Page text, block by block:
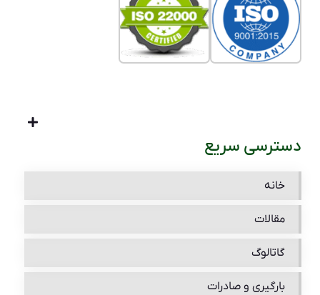
دسترسی سریع
خانه
مقالات
گاتالوگ
بارگیری و صادرات